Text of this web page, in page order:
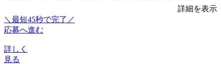
詳細を表示
＼最短45秒で完了／
応募へ進む
詳しく
見る